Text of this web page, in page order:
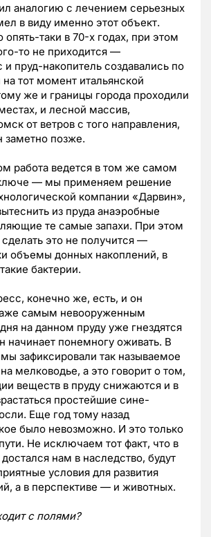
аналогию с лечением серьезных
в виду именно этот объект.
опять-таки в 70-х годах, при этом
то не приходится —
пруд-накопитель создавались по
тот момент итальянской
же и границы города проходили
и лесной массив,
от ветров с того направления,
заметно позже.
работа ведется в том же самом
— мы применяем решение
компании «Дарвин»,
из пруда анаэробные
те самые запахи. При этом
это не получится —
объемы донных накоплений, в
бактерии.
конечно же, есть, и он
самым невооруженным
на данном пруду уже гнездятся
начинает понемногу оживать. В
зафиксировали так называемое
мелководье, а это говорит о том,
веществ в пруду снижаются и в
простейшие сине-
Еще год тому назад
было невозможно. И это только
Не исключаем тот факт, что в
нам в наследство, будут
условия для развития
а в перспективе — и животных.
с полями?